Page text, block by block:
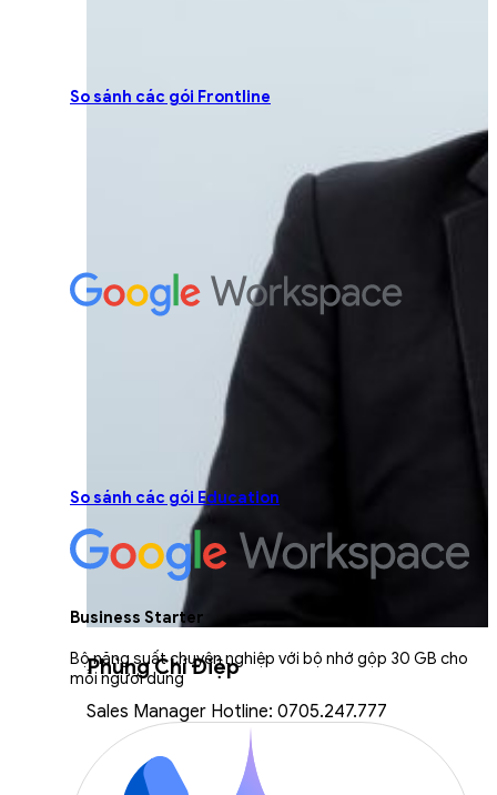
Phùng Chí Điệp
Sales Manager Hotline: 0705.247.777
So sánh các gói Frontline
So sánh các gói Education
Business Starter
Bộ năng suất chuyên nghiệp với bộ nhớ gộp 30 GB cho
mỗi người dùng